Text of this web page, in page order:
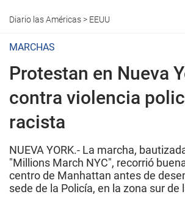
Diario las Américas> EEUU
MARCHAS
Protestan en Nueva
contra violencia
racista
NUEVA YORK.- La marcha,
"Millions March NYC", recorrió
centro de Manhattan antes de
sede de la Policía, en la zona sur de